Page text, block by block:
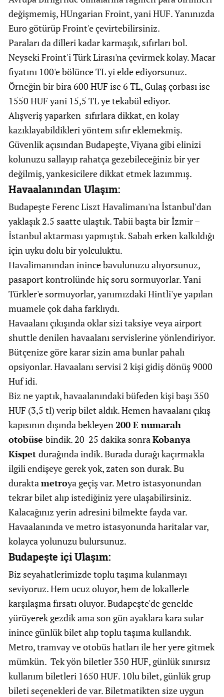
değişmemiş, HUngarian Froint, yani HUF. Yanınızda
Euro götürüp Froint'e çevirtebilirsiniz.
Paraları da dilleri kadar karmaşık, sıfırları bol.
Neyseki Froint'i Türk Lirası'na çevirmek kolay. Macar
fiyatını 100'e bölünce TL yi elde ediyorsunuz.
Örneğin bir bira 600 HUF ise 6 TL, Gulaş çorbası ise
1550 HUF yani 15,5 TL ye tekabül ediyor.
Alışveriş yaparken sıfırlara dikkat, en kolay
kazıklayabildikleri yöntem sıfır eklemekmiş.
Güvenlik açısından Budapeşte, Viyana gibi elinizi
kolunuzu sallayıp rahatça gezebileceğiniz bir yer
değilmiş, yankesicilere dikkat etmek lazımmış.
Havaalanından Ulaşım:
Budapeşte Ferenc Liszt Havalimanı'na İstanbul'dan
yaklaşık 2.5 saatte ulaştık. Tabii başta bir İzmir –
İstanbul aktarması yapmıştık. Sabah erken kalkıldığı
için uyku dolu bir yolculuktu.
Havalimanından inince bavulunuzu alıyorsunuz,
pasaport kontrolünde hiç soru sormuyorlar. Yani
Türkler'e sormuyorlar, yanımızdaki Hintli'ye yapılan
muamele çok daha farklıydı.
Havaalanı çıkışında oklar sizi taksiye veya airport
shuttle denilen havaalanı servislerine yönlendiriyor.
Bütçenize göre karar sizin ama bunlar pahalı
opsiyonlar. Havaalanı servisi 2 kişi gidiş dönüş 9000
Huf idi.
Biz ne yaptık, havaalanındaki büfeden kişi başı 350
HUF (3,5 tl) verip bilet aldık. Hemen havaalanı çıkış
kapısının dışında bekleyen200 E numaralı
otobüse bindik. 20-25 dakika sonraKobanya
Kispet durağında indik. Burada durağı kaçırmakla
ilgili endişeye gerek yok, zaten son durak. Bu
duraktametroya geçiş var. Metro istasyonundan
tekrar bilet alıp istediğiniz yere ulaşabilirsiniz.
Kalacağınız yerin adresini bilmekte fayda var.
Havaalanında ve metro istasyonunda haritalar var,
kolayca yolunuzu bulursunuz.
Budapeşte içi Ulaşım:
Biz seyahatlerimizde toplu taşıma kulanmayı
seviyoruz. Hem ucuz oluyor, hem de lokallerle
karşılaşma fırsatı oluyor. Budapeşte'de genelde
yürüyerek gezdik ama son gün ayaklara kara sular
inince günlük bilet alıp toplu taşıma kullandık.
Metro, tramvay ve otobüs hatları ile her yere gitmek
mümkün. Tek yön biletler 350 HUF, günlük sınırsız
kullanım biletleri 1650 HUF. 10lu bilet, günlük grup
bileti seçenekleri de var. Biletmatikten size uygun